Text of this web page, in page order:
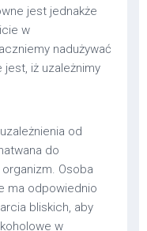
jest jednakże
w
nadużywać
jest, iż uzależnimy
od
do
Osoba
ma odpowiednio
bliskich, aby
w